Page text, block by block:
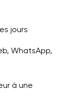
jours
WhatsApp,
à une